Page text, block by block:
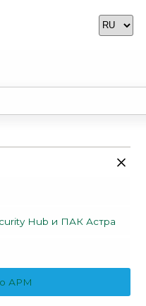
Hub и ПАК Астра
АРМ